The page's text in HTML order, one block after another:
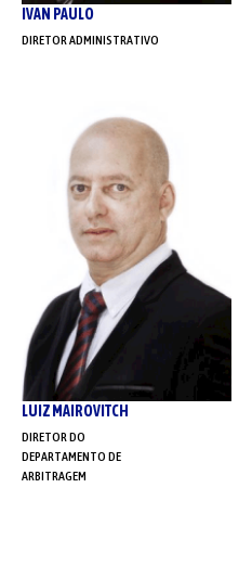
IVAN PAULO
DIRETOR ADMINISTRATIVO
LUIZ MAIROVITCH
DIRETOR DO
DEPARTAMENTO DE
ARBITRAGEM